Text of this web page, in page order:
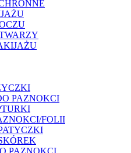
PAZNOKCI
FOLII
PAZNOKCI